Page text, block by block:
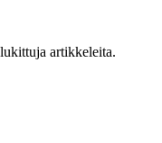
artikkeleita.